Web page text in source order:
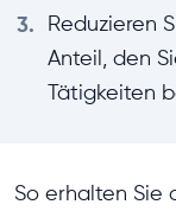
3.
Reduzieren
Anteil, den
Tätigkeiten
So erhalten Sie